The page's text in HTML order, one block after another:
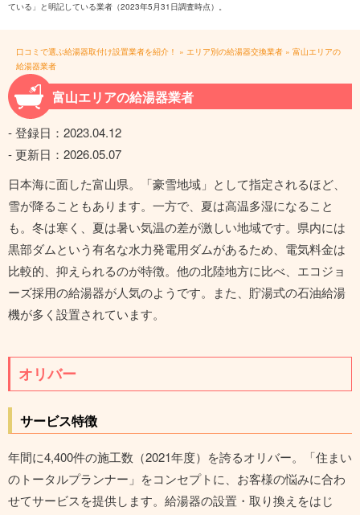
ている」と明記している業者（2023年5月31日調査時点）。
口コミで選ぶ給湯器取付け設置業者を紹介！ » エリア別の給湯器交換業者 » 富山エリアの
給湯器業者
富山エリアの給湯器業者
- 登録日： 2023.04.12
- 更新日： 2026.05.07
日本海に面した富山県。「豪雪地域」として指定されるほど、
雪が降ることもあります。一方で、夏は高温多湿になること
も。冬は寒く、夏は暑い気温の差が激しい地域です。県内には
黒部ダムという有名な水力発電用ダムがあるため、電気料金は
比較的、抑えられるのが特徴。他の北陸地方に比べ、エコジョ
ーズ採用の給湯器が人気のようです。また、貯湯式の石油給湯
機が多く設置されています。
オリバー
サービス特徴
年間に4,400件の施工数（2021年度）を誇るオリバー。「住まい
のトータルプランナー」をコンセプトに、お客様の悩みに合わ
せてサービスを提供します。給湯器の設置・取り換えをはじ